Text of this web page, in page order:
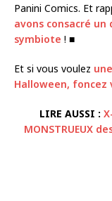
Panini Comics. Et
avons consacré
symbiote ! ■
Et si vous voulez
Halloween, foncez
LIRE AUSSI :
MONSTRUEUX